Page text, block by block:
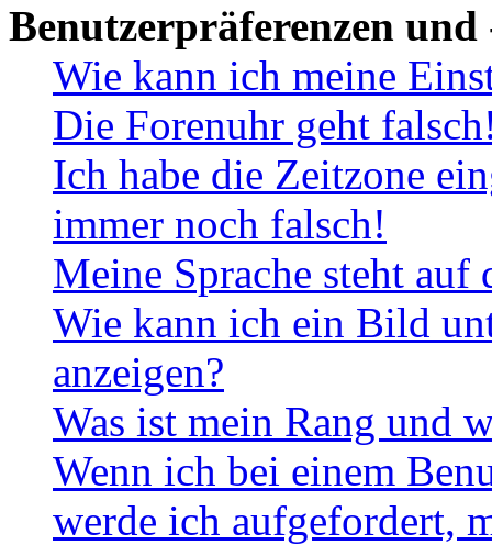
Benutzerpräferenzen und
Wie kann ich meine
Die Forenuhr geht
Ich habe die Zeitzone
immer noch falsch!
Meine Sprache steht
Wie kann ich ein Bild
anzeigen?
Was ist mein Rang und
Wenn ich bei einem
werde ich aufgefordert,